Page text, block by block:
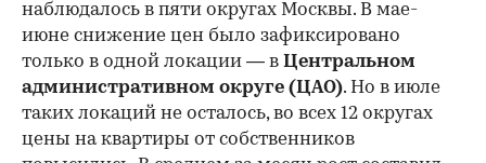
наблюдалось в пяти округах Москвы. В мае-
июне снижение цен было зафиксировано
только в одной локации — в Центральном
административном округе (ЦАО). Но в июле
таких локаций не осталось, во всех 12 округах
цены на квартиры от собственников